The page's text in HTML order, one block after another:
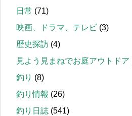
日常 (71)
映画、ドラマ、テレビ (3)
歴史探訪 (4)
見よう見まねでお庭アウトドア
釣り (8)
釣り情報 (26)
釣り日誌 (541)